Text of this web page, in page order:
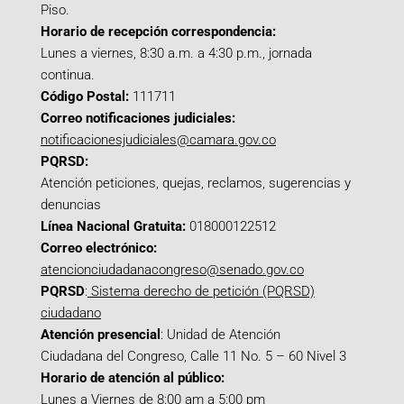
Piso.
Horario de recepción correspondencia:
Lunes a viernes, 8:30 a.m. a 4:30 p.m., jornada
continua.
Código Postal: 111711
Correo notificaciones judiciales:
notificacionesjudiciales@camara.gov.co
PQRSD:
Atención peticiones, quejas, reclamos, sugerencias y
denuncias
Línea Nacional Gratuita: 018000122512
Correo electrónico:
atencionciudadanacongreso@senado.gov.co
PQRSD: Sistema derecho de petición (PQRSD)
ciudadano
Atención presencial : Unidad de Atención
Ciudadana del Congreso, Calle 11 No. 5 – 60 Nivel 3
Horario de atención al público:
Lunes a Viernes de 8:00 am a 5:00 pm